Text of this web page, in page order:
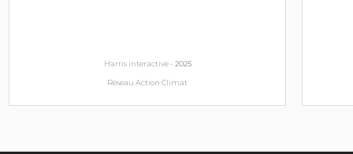
Harris interactive - 2025
Réseau Action Climat